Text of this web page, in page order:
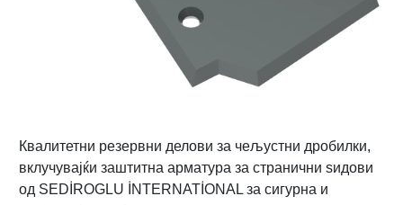
Квалитетни резервни делови за чељустни дробилки,
вклучувајќи заштитна арматура за странични ѕидови
од SEDİROGLU İNTERNATİONAL за сигурна и